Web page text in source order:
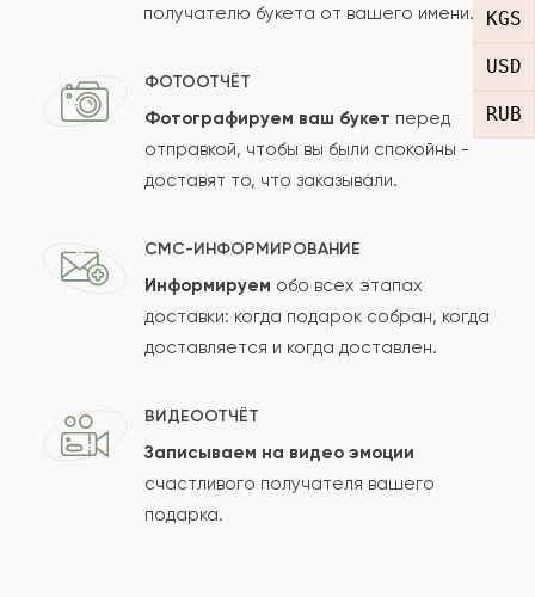
KGS
USD
RUB
Отзыв
Сколько будет
Отзыв будет опубликован после проверки.
Проверяем на спам.
получателю букета от вашего имени.
ФОТООТЧЁТ
Фотографируем ваш букет перед
отправкой, чтобы вы были спокойны -
доставят то, что заказывали.
СМС-ИНФОРМИРОВАНИЕ
Информируем обо всех этапах
доставки: когда подарок собран, когда
доставляется и когда доставлен.
ВИДЕООТЧЁТ
Записываем на видео эмоции
счастливого получателя вашего
подарка.